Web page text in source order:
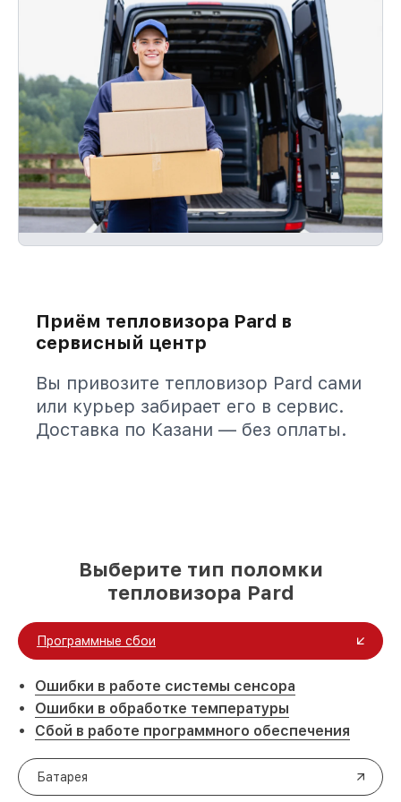
Приём тепловизора Pard в
сервисный центр
Вы привозите тепловизор Pard сами
или курьер забирает его в сервис.
Доставка по Казани — без оплаты.
Выберите тип поломки
тепловизора Pard
Программные сбои
Ошибки в работе системы сенсора
Ошибки в обработке температуры
Сбой в работе программного обеспечения
Батарея